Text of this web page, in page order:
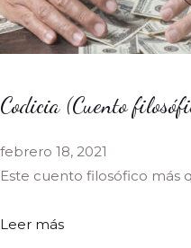
Codicia (Cuento
febrero 18, 2021
Este cuento filosófico más
Leer más